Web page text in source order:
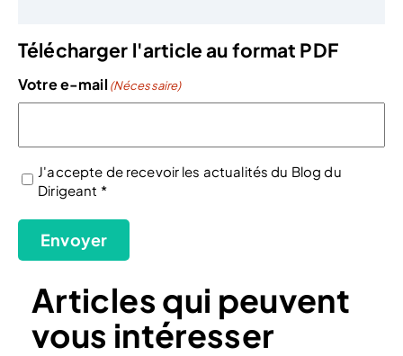
Télécharger l'article au format PDF
Votre e-mail (Nécessaire)
(Nécessaire)
J'accepte de recevoir les actualités du Blog du
Dirigeant *
Envoyer
Articles qui peuvent
vous intéresser